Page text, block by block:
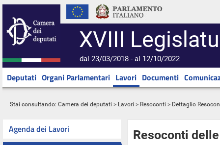
XVIII
dal 23/03/2018 - al 12/10/2022
Deputati Organi Parlamentari Lavori Documenti
Stai consultando: Camera dei deputati > Lavori > Resoconti > Dettaglio
Agenda dei Lavori
Resoconti